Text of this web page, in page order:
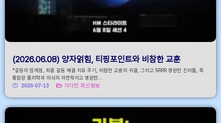
(2026.06.08) 양자얽힘, 티핑포인트와 비참한 교훈
*갈등의 임계점, 최종 갈등 해결 치유 주기, 비참한 교훈의 귀결, 그리고 5RRR 영원한 진리들, 즉
통합장 물리학과 의식의 자연적이고 영원한...
2026-07-13
가디언 최신정보